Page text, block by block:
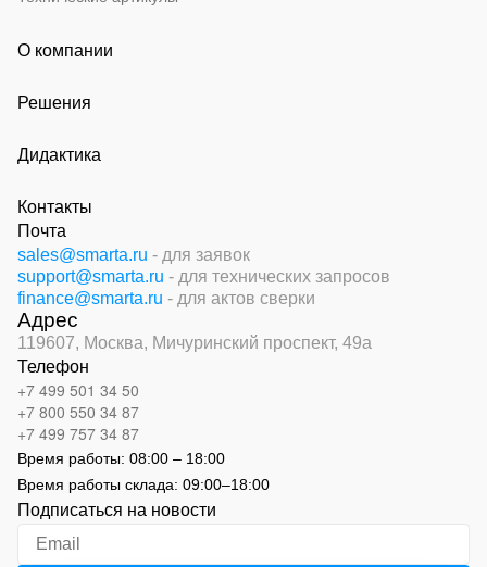
О компании
Решения
Дидактика
Контакты
Почта
sales@smarta.ru - для заявок
support@smarta.ru - для технических запросов
finance@smarta.ru - для актов сверки
Адрес
119607, Москва, Мичуринский проспект, 49а
Телефон
+7 499 501 34 50
+7 800 550 34 87
+7 499 757 34 87
Время работы: 08:00 – 18:00
Время работы склада: 09:00–18:00
Подписаться на новости